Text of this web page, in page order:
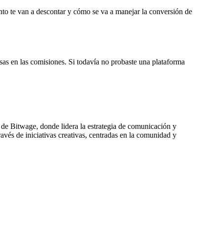
te van a descontar y cómo se va a manejar la conversión de
en las comisiones. Si todavía no probaste una plataforma
Bitwage, donde lidera la estrategia de comunicación y
de iniciativas creativas, centradas en la comunidad y